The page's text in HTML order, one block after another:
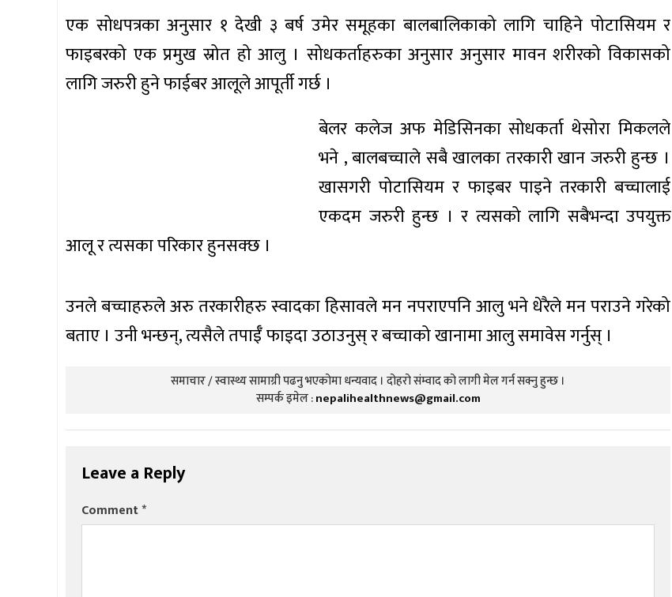
एक सोधपत्रका अनुसार १ देखी ३ बर्ष उमेर समूहका बालबालिकाको लागि चाहिने पोटासियम र
फाइबरको एक प्रमुख स्रोत हो आलु । सोधकर्ताहरुका अनुसार अनुसार मावन शरीरको विकासको
लागि जरुरी हुने फाईबर आलूले आपूर्ती गर्छ ।
बेलर कलेज अफ मेडिसिनका सोधकर्ता थेसोरा मिकलले
भने , बालबच्चाले सबै खालका तरकारी खान जरुरी हुन्छ ।
खासगरी पोटासियम र फाइबर पाइने तरकारी बच्चालाई
एकदम जरुरी हुन्छ । र त्यसको लागि सबैभन्दा उपयुक्त
आलू र त्यसका परिकार हुनसक्छ ।
उनले बच्चाहरुले अरु तरकारीहरु स्वादका हिसावले मन नपराएपनि आलु भने धेरैले मन पराउने गरेको
बताए । उनी भन्छन्, त्यसैले तपाईँ फाइदा उठाउनुस् र बच्चाको खानामा आलु समावेस गर्नुस् ।
समाचार / स्वास्थ्य सामाग्री पढनु भएकोमा धन्यवाद । दोहरो संम्वाद को लागी मेल गर्न सक्नु हुन्छ ।
सम्पर्क इमेल :nepalihealthnews@gmail.com
Leave a Reply
Comment*